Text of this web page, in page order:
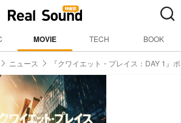
MOVIE TECH BOOK
ニュース 『クワイエット・プレイス：DAY 1』